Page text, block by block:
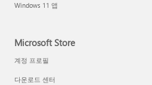
Windows 11 앱
Microsoft Store
계정 프로필
다운로드 센터